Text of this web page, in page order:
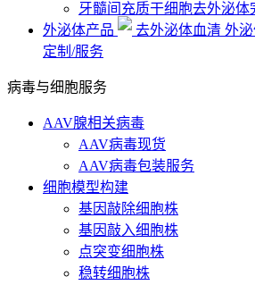
牙髓间充质干细胞去外泌体
外泌体产品
去外泌体血清 外
定制/服务
病毒与细胞服务
AAV腺相关病毒
AAV病毒现货
AAV病毒包装服务
细胞模型构建
基因敲除细胞株
基因敲入细胞株
点突变细胞株
稳转细胞株